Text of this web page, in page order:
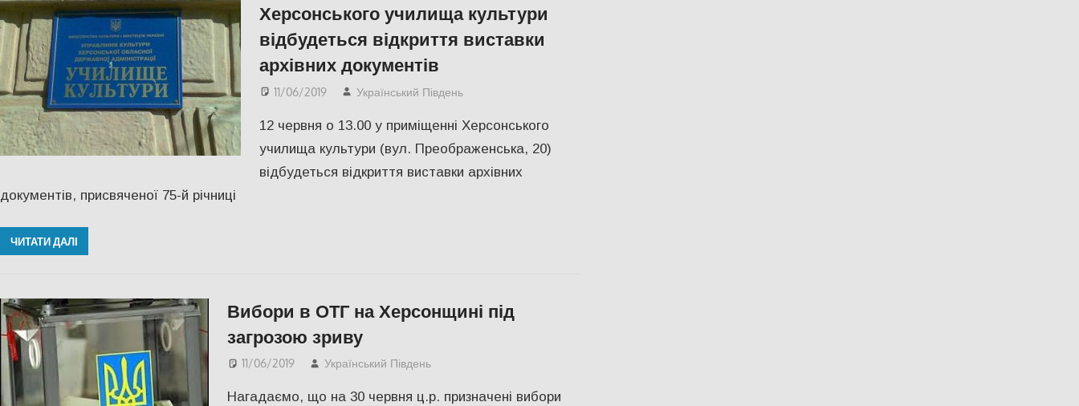
Херсонського училища культури
відбудеться відкриття виставки
архівних документів
11/06/2019 Український Південь
12 червня о 13.00 у приміщенні Херсонського
училища культури (вул. Преображенська, 20)
відбудеться відкриття виставки архівних
документів, присвяченої 75-й річниці
ЧИТАТИ ДАЛІ
Вибори в ОТГ на Херсонщині під
загрозою зриву
11/06/2019 Український Південь
Нагадаємо, що на 30 червня ц.р. призначені вибори